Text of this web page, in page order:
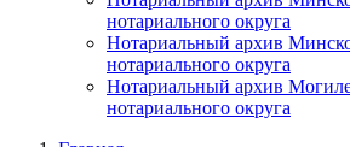
нотариального округа
Нотариальный архив
нотариального округа
Нотариальный архив
нотариального округа